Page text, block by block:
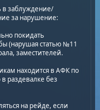
в заблуждение/
за нарушение:
покидать
(нарушая статью №11
заместителей.
находится в АФК по
раздевалке без
на рейде, если